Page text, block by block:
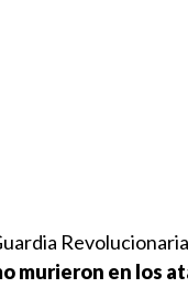
murieron en los